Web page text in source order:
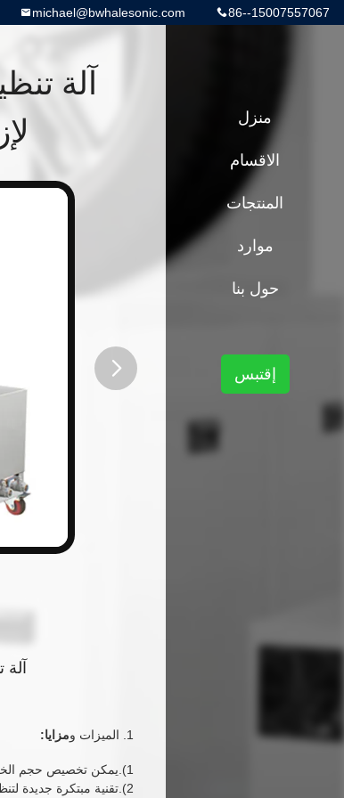
86--15007557067
michael@bwhalesonic.com
آلة
1. الميزات و مزايا:
1).
يمكن تخصيص حجم
2).تقنية مبتكرة جديدة لتنظيف الإطارات.
منزل
الاقسام
المنتجات
موارد
حول بنا
إقتبس